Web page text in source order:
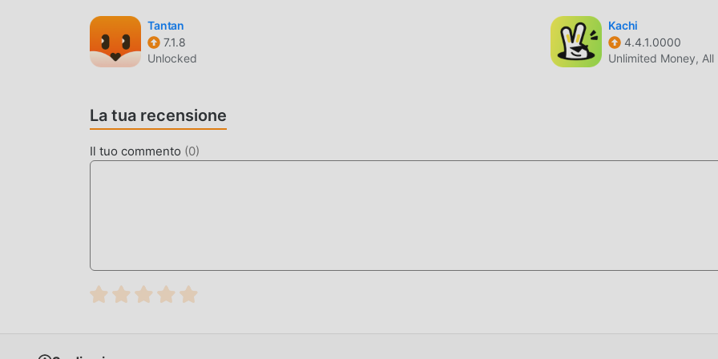
Tantan
7.1.8
Unlocked
Kachi
4.4.1.0000
Unlimited Money,
La tua recensione
Il tuo commento (0)